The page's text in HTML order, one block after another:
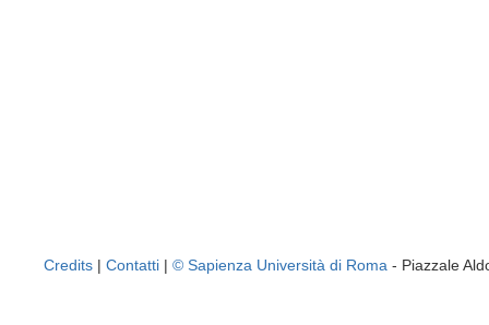
Credits | Contatti | © Sapienza Università di Roma - Piazzale